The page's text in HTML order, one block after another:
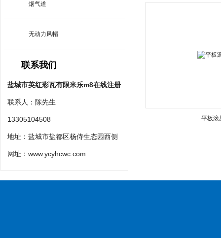
烟气道
无动力风帽
联系我们
盐城市英红彩瓦有限米乐m8在线注册
联系人：陈先生
13305104508
地址：盐城市盐都区杨侍生态园西侧
网址： www.ycyhcwc.com
平板滚